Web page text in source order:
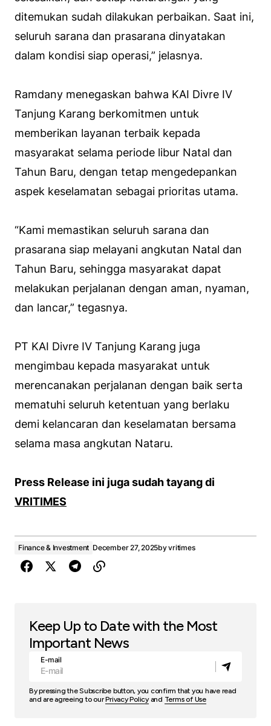
ditemukan sudah dilakukan perbaikan. Saat ini,
seluruh sarana dan prasarana dinyatakan
dalam kondisi siap operasi,” jelasnya.
Ramdany menegaskan bahwa KAI Divre IV
Tanjung Karang berkomitmen untuk
memberikan layanan terbaik kepada
masyarakat selama periode libur Natal dan
Tahun Baru, dengan tetap mengedepankan
aspek keselamatan sebagai prioritas utama.
“Kami memastikan seluruh sarana dan
prasarana siap melayani angkutan Natal dan
Tahun Baru, sehingga masyarakat dapat
melakukan perjalanan dengan aman, nyaman,
dan lancar,” tegasnya.
PT KAI Divre IV Tanjung Karang juga
mengimbau kepada masyarakat untuk
merencanakan perjalanan dengan baik serta
mematuhi seluruh ketentuan yang berlaku
demi kelancaran dan keselamatan bersama
selama masa angkutan Nataru.
Press Release ini juga sudah tayang di
VRITIMES
Finance & Investment December 27, 2025byvritimes
Keep Up to Date with the Most
Important News
E-mail
By pressing the Subscribe button, you confirm that you have read
and are agreeing to ourPrivacy Policyand Terms of Use